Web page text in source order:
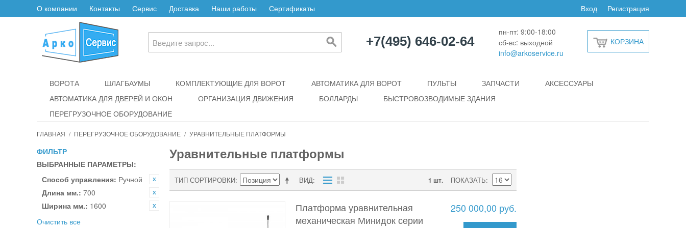
О компании Контакты Сервис Доставка Наши работы Сертификаты Регистрация
Вход
+7(495) 646-02-64
пн-пт: 9:00-18:00
сб-вс: выходной
info@arkoservice.ru
КОРЗИНА
ВОРОТА ШЛАГБАУМЫ КОМПЛЕКТУЮЩИЕ ДЛЯ ВОРОТ АВТОМАТИКА ДЛЯ ВОРОТ ПУЛЬТЫ ЗАПЧАСТИ
АКСЕССУАРЫ
АВТОМАТИКА ДЛЯ ДВЕРЕЙ И ОКОН
ОРГАНИЗАЦИЯ ДВИЖЕНИЯ БОЛЛАРДЫ
БЫСТРОВОЗВОДИМЫЕ ЗДАНИЯ
ПЕРЕГРУЗОЧНОЕ ОБОРУДОВАНИЕ
ГЛАВНАЯ / ПЕРЕГРУЗОЧНОЕ ОБОРУДОВАНИЕ / УРАВНИТЕЛЬНЫЕ ПЛАТФОРМЫ
ФИЛЬТР
ВЫБРАННЫЕ ПАРАМЕТРЫ:
Способ управления: Ручной
Длина мм.: 700
Ширина мм.: 1600
Очистить все
Уравнительные платформы
ВИД
ТИП СОРТИРОВКИ 1 шт. ПОКАЗАТЬ
Платформа уравнительная
механическая Минидок серии
250 000,00 руб.